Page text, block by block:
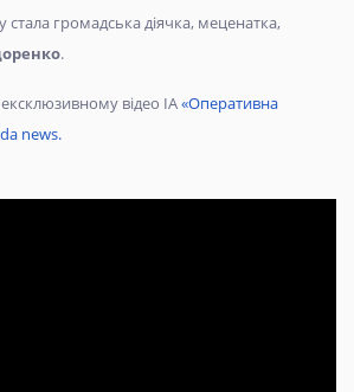
стала громадська діячка, меценатка,
.
відео ІА«Оперативна
news.